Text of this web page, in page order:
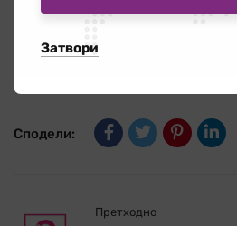
Сподели:
Претходно
Затвори